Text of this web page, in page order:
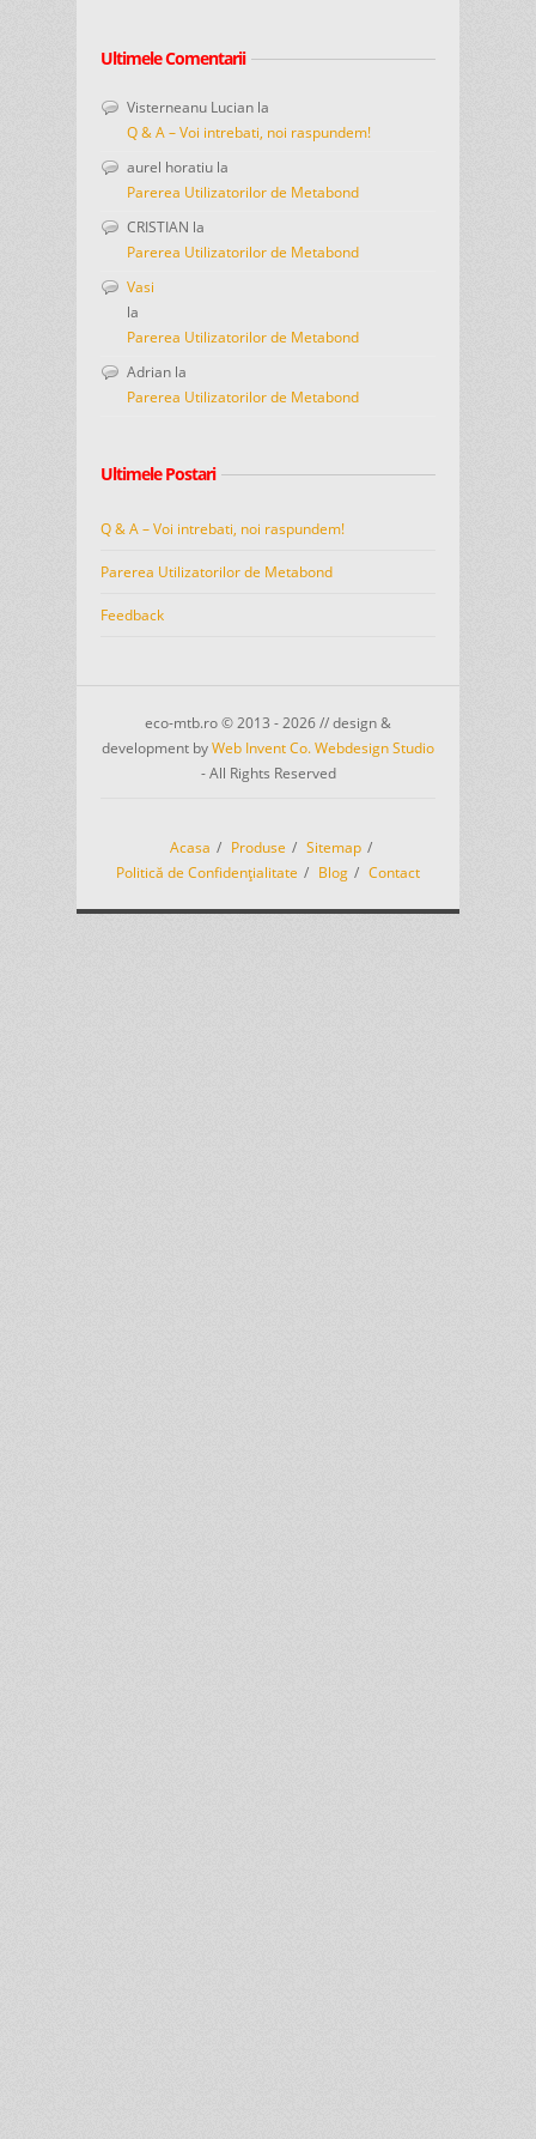
Ultimele Comentarii
Visterneanu Lucian la
Q & A – Voi intrebati, noi raspundem!
aurel horatiu la
Parerea Utilizatorilor de Metabond
CRISTIAN la
Parerea Utilizatorilor de Metabond
Vasi
la
Parerea Utilizatorilor de Metabond
Adrian la
Parerea Utilizatorilor de Metabond
Ultimele Postari
Q & A – Voi intrebati, noi raspundem!
Parerea Utilizatorilor de Metabond
Feedback
eco-mtb.ro © 2013 - 2026 // design &
development byWeb Invent Co. Webdesign Studio
- All Rights Reserved
Acasa Produse
Sitemap
Politică de Confidențialitate
Blog Contact